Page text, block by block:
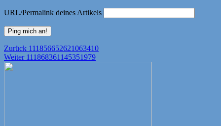
URL/Permalink deines Artikels
Beitragsnavigation
Zurück Vorheriger
Beitrag:
111856652621063410
Weiter Nächster
111868361145351979